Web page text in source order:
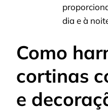
dia e à
Como
cortinas
e